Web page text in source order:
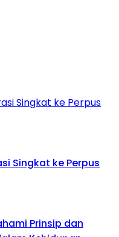
Singkat ke Perpus
Prinsip dan